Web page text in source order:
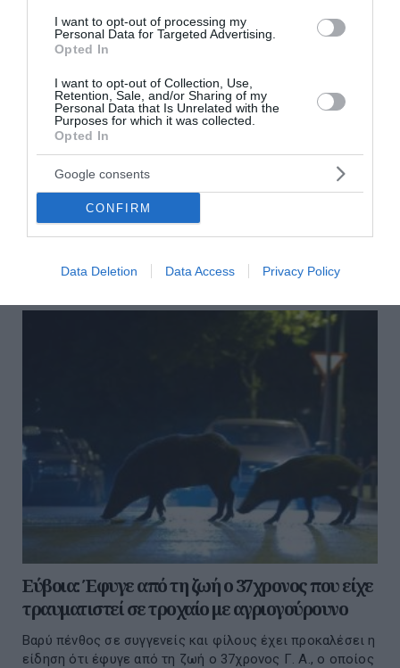
I want to opt-out of processing my
Personal Data for Targeted Advertising.
Opted In
I want to opt-out of Collection, Use,
Retention, Sale, and/or Sharing of my
Personal Data that Is Unrelated with the
Purposes for which it was collected.
Opted In
Google consents
CONFIRM
Data Deletion Data Access Privacy Policy
Σύλληψη γυναίκας για την φωτιά στη Σκύρο
Συνελήφθη το βράδυ της Πέμπτης από το ανακριτικό
τμήμα της Πυροσβεστικής 63χρονη ως υπαίτια της
πυρκαγιάς που ξέσπασε από γεννήτρια που
06 Αυγούστου 2026
Εύβοια: Έφυγε από τη ζωή ο 37χρονος που είχε
τραυματιστεί σε τροχαίο με αγριογούρουνο
Βαρύ πένθος σε συγγενείς και φίλους έχει προκαλέσει η
είδηση ότι έφυγε από τη ζωή ο 37χρονος Γ. Α., ο οποίος